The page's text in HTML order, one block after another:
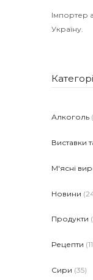
Імпортер
Україну.
Алкоголь
Виставки
М'ясні
Новини
Продукти
Рецепти
Сири (35)